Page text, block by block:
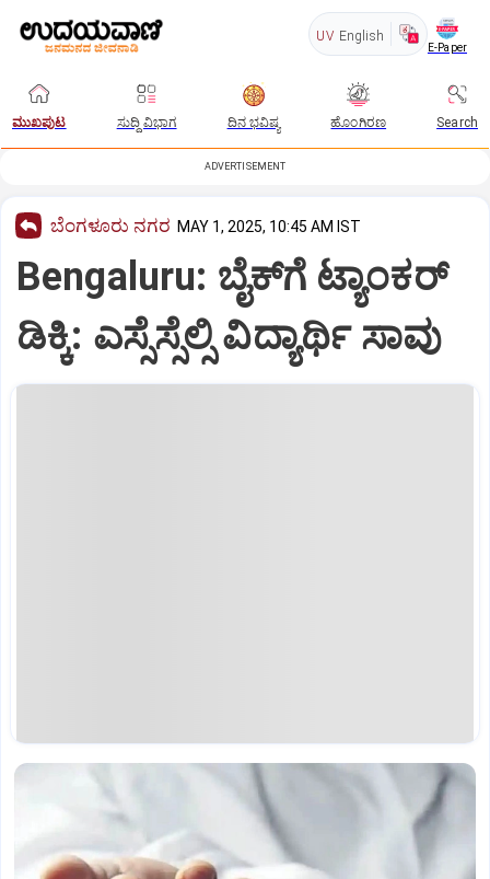
UV English
E-Paper
ಮುಖಪುಟ ಸುದ್ದಿ ವಿಭಾಗ ದಿನ ಭವಿಷ್ಯ ಹೊಂಗಿರಣ Search
ADVERTISEMENT
ಬೆಂಗಳೂರು ನಗರ MAY 1, 2025, 10:45 AM IST
Bengaluru: ಬೈಕ್‌ಗೆ ಟ್ಯಾಂಕರ್‌
ಡಿಕ್ಕಿ: ಎಸ್ಸೆಸ್ಸೆಲ್ಸಿ ವಿದ್ಯಾರ್ಥಿ ಸಾವು